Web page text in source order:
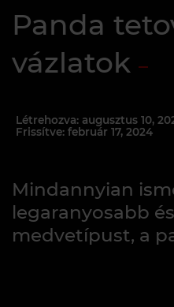
Panda
vázlatok
Létrehozva: augusztus 10,
Frissítve: február 17, 2024
Mindannyian
legaranyosabb
medvetípust, a